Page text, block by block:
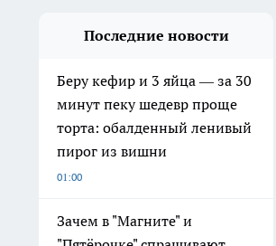
Последние новости
Беру кефир и 3 яйца — за 30
минут пеку шедевр проще
торта: обалденный ленивый
пирог из вишни
01:00
Зачем в "Магните" и